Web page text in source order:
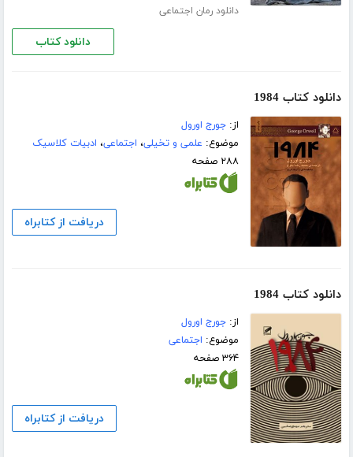
دانلود رمان اجتماعی
دانلود کتاب
دانلود کتاب 1984
از:جورج اورول
موضوع: علمی و تخیلی، اجتماعی، ادبیات کلاسیک
۲۸۸ صفحه
دریافت از کتابراه
دانلود کتاب 1984
از:جورج اورول
موضوع: اجتماعی
۳۶۴ صفحه
دریافت از کتابراه